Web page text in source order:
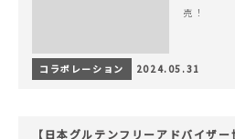
売！
コラボレーション 2024.05.31
【日本グルテンフリーアドバイザ